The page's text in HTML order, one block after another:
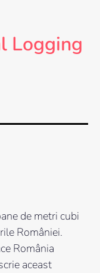
Logging
de metri cubi
României.
România
aceast